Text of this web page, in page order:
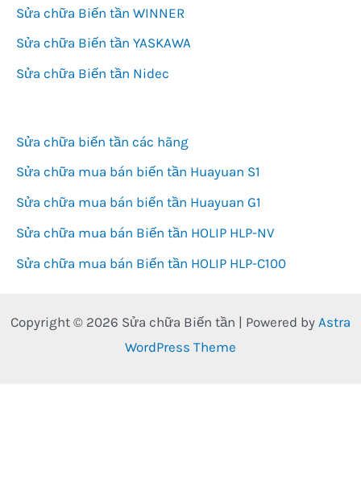
Sửa chữa Biến tần WINNER
Sửa chữa Biến tần YASKAWA
Sửa chữa Biến tần Nidec
Sửa chữa biến tần các hãng
Sửa chữa mua bán biến tần Huayuan S1
Sửa chữa mua bán biến tần Huayuan G1
Sửa chữa mua bán Biến tần HOLIP HLP-NV
Sửa chữa mua bán Biến tần HOLIP HLP-C100
Copyright © 2026 Sửa chữa Biến tần | Powered by Astra
WordPress Theme